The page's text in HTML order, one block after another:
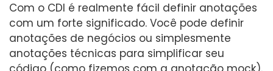
Com o CDI é realmente fácil definir anotações
com um forte significado. Você pode definir
anotações de negócios ou simplesmente
anotações técnicas para simplificar seu